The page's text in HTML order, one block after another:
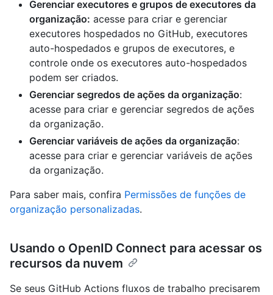
Gerenciar executores e grupos de executores da
organização: acesse para criar e gerenciar
executores hospedados no GitHub, executores
auto-hospedados e grupos de executores, e
controle onde os executores auto-hospedados
podem ser criados.
Gerenciar segredos de ações da organização:
acesse para criar e gerenciar segredos de ações
da organização.
Gerenciar variáveis de ações da organização:
acesse para criar e gerenciar variáveis de ações
da organização.
Para saber mais, confira Permissões de funções de
organização personalizadas.
Usando o OpenID Connect para acessar os
recursos da nuvem
Se seus GitHub Actions fluxos de trabalho precisarem